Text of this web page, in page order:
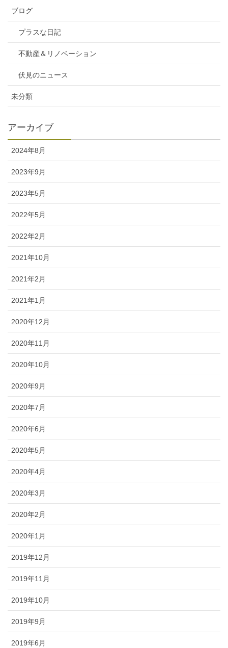
ブログ
プラスな日記
不動産＆リノベーション
伏見のニュース
未分類
アーカイブ
2024年8月
2023年9月
2023年5月
2022年5月
2022年2月
2021年10月
2021年2月
2021年1月
2020年12月
2020年11月
2020年10月
2020年9月
2020年7月
2020年6月
2020年5月
2020年4月
2020年3月
2020年2月
2020年1月
2019年12月
2019年11月
2019年10月
2019年9月
2019年6月